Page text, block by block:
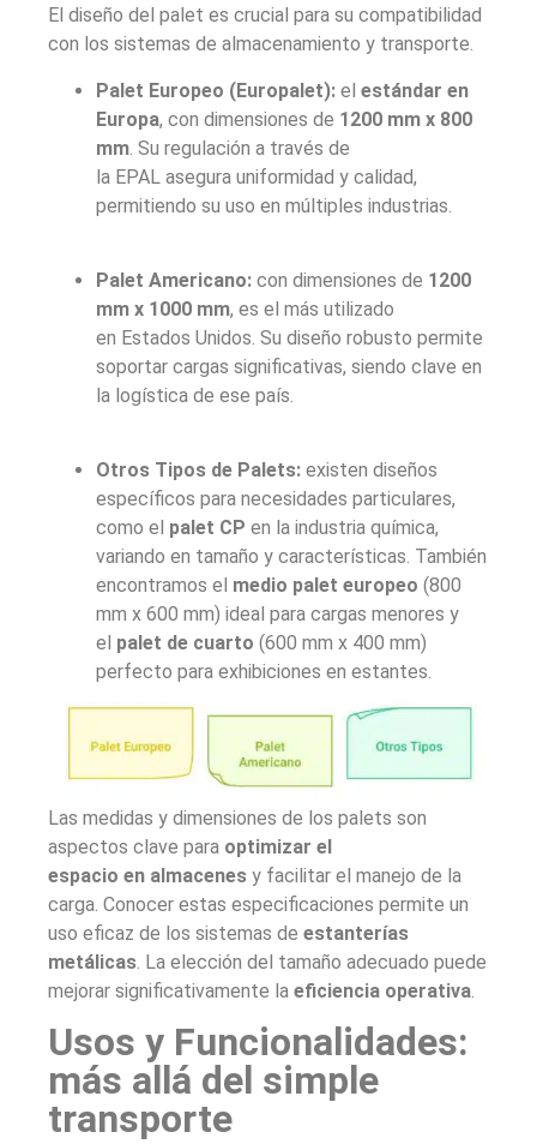
El diseño del palet es crucial para su compatibilidad
con los sistemas de almacenamiento y transporte.
Palet Europeo (Europalet): el estándar en
Europa, con dimensiones de 1200 mm x 800
mm . Su regulación a través de
la EPAL asegura uniformidad y calidad,
permitiendo su uso en múltiples industrias.
Palet Americano: con dimensiones de 1200
mm x 1000 mm, es el más utilizado
en Estados Unidos. Su diseño robusto permite
soportar cargas significativas, siendo clave en
la logística de ese país.
Otros Tipos de Palets: existen diseños
específicos para necesidades particulares,
como el palet CP en la industria química,
variando en tamaño y características. También
encontramos el medio palet europeo (800
mm x 600 mm) ideal para cargas menores y
el palet de cuarto (600 mm x 400 mm)
perfecto para exhibiciones en estantes.
Las medidas y dimensiones de los palets son
aspectos clave para optimizar el
espacio en almacenes y facilitar el manejo de la
carga. Conocer estas especificaciones permite un
uso eficaz de los sistemas de estanterías
metálicas . La elección del tamaño adecuado puede
mejorar significativamente la eficiencia operativa
Usos y Funcionalidades:
más allá del simple
transporte